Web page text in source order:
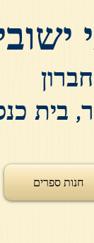
בית
חנות ספרים